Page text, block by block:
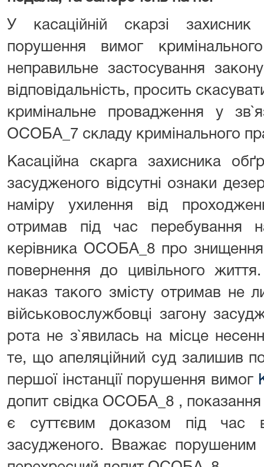
У касаційній скарзі
порушення вимог
неправильне застосування
відповідальність, просить
кримінальне провадження у
ОСОБА_7 складу кримінального
Касаційна скарга захисника
засудженого відсутні ознаки
наміру ухилення від
отримав під час перебування
керівника ОСОБА_8 про знищення
повернення до цивільного
наказ такого змісту отримав
військовослужбовці загону
рота не з`явилась на місце
те, що апеляційний суд залишив
першої інстанції порушення вимог
допит свідка ОСОБА_8 , показання
є суттєвим доказом під час
засудженого. Вважає порушеним